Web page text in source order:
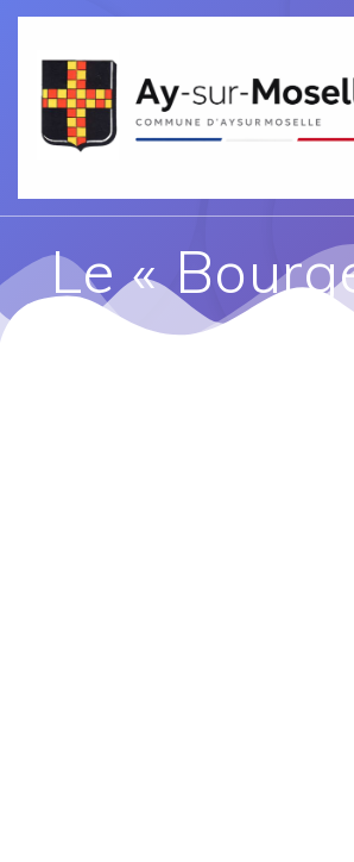
Passer
Le «